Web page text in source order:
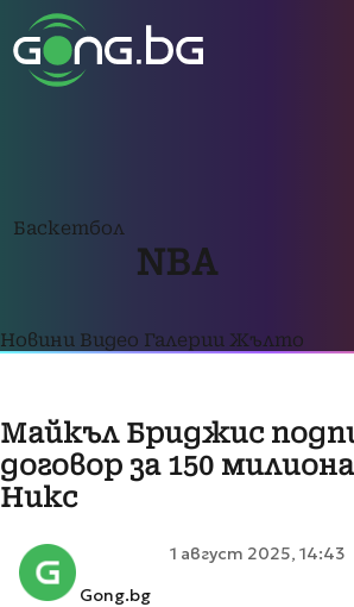
Баскетбол
NBA
Новини Видео Галерии Жълто
Майкъл Бриджис
договор за 150
Никс
Gong.bg
1 август 2025, 14:43